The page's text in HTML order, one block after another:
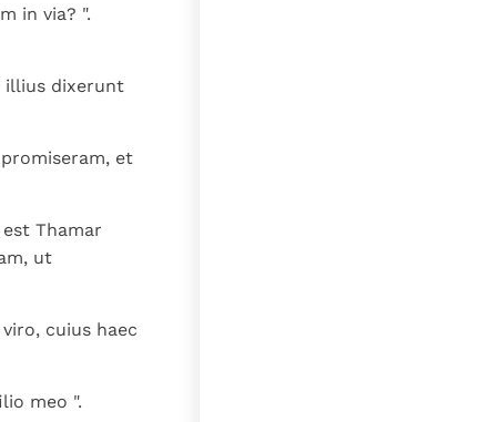
in via? ".
illius dixerunt
et
Thamar
ut
cuius haec
meo ".